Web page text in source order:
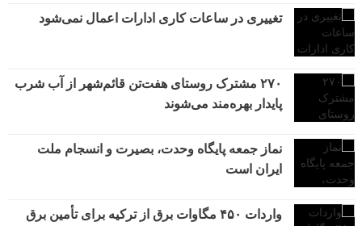
تغییری در ساعات کاری ادارات اعمال نمی‌شود
۲۷۰ مشترک روستای هفت‌تن قائم‌شهر از آب شرب
پایدار بهره‌مند می‌شوند
نماز جمعه پایگاه وحدت، بصیرت و انسجام ملت
ایران است
واردات ۴۵۰ مگاوات برق از ترکیه برای تأمین برق